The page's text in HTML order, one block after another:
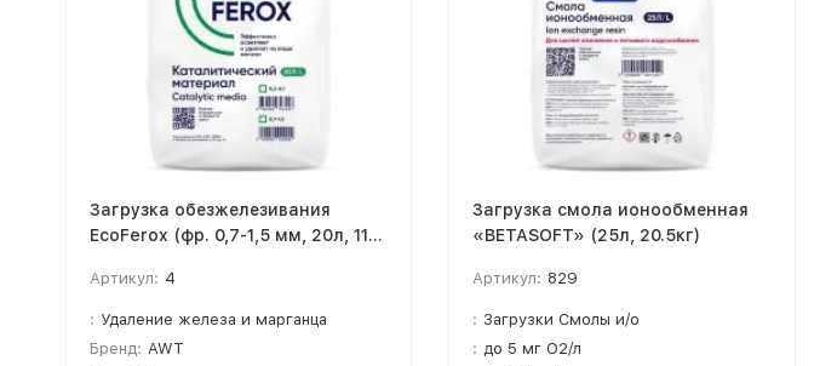
Загрузка обезжелезивания
EcoFerox (фр. 0,7-1,5 мм, 20л, 11-
Артикул: 4
: Удаление железа и марганца
Бренд: AWT
Загрузка смола ионообменная
«BETASOFT» (25л, 20.5кг)
Артикул: 829
: Загрузки Смолы и/о
: до 5 мг О2/л